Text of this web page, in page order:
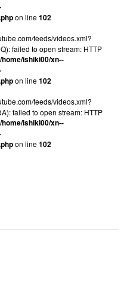
on line102
feeds/videos.xml?
failed to open stream: HTTP
/home/ishiki00/xn--
on line102
feeds/videos.xml?
failed to open stream: HTTP
/home/ishiki00/xn--
on line102